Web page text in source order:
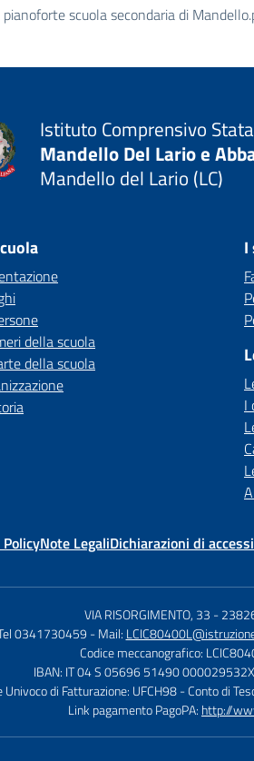
scuola secondaria di
Istituto Comprensivo
Mandello Del Lario e
Mandello del Lario (LC)
della scuola
della scuola
I
I
Note LegaliDichiarazioni di
VIA RISORGIMENTO, 33 -
0341730459 - Mail:
Codice meccanografico:
IBAN: IT 04 S 05696 51490
Univoco di Fatturazione: UFCH98 - Conto di
Link pagamento PagoPA: http://